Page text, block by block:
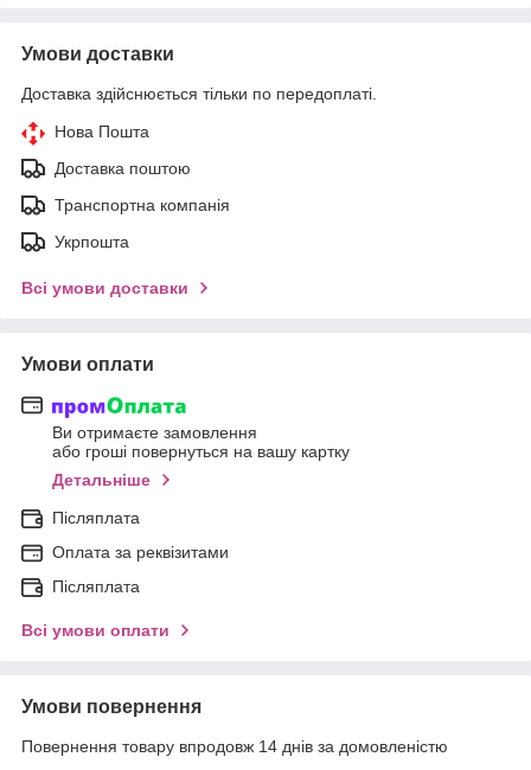
Умови доставки
Доставка здійснюється тільки по передоплаті.
Нова Пошта
Доставка поштою
Транспортна компанія
Укрпошта
Всі умови доставки
Умови оплати
Ви отримаєте замовлення
або гроші повернуться на вашу картку
Детальніше
Післяплата
Оплата за реквізитами
Післяплата
Всі умови оплати
Умови повернення
Повернення товару впродовж 14 днів за домовленістю